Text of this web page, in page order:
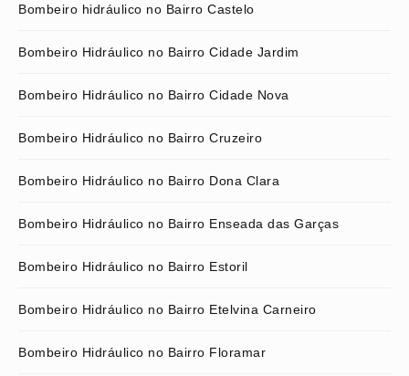
Bombeiro hidráulico no Bairro Castelo
Bombeiro Hidráulico no Bairro Cidade Jardim
Bombeiro Hidráulico no Bairro Cidade Nova
Bombeiro Hidráulico no Bairro Cruzeiro
Bombeiro Hidráulico no Bairro Dona Clara
Bombeiro Hidráulico no Bairro Enseada das Garças
Bombeiro Hidráulico no Bairro Estoril
Bombeiro Hidráulico no Bairro Etelvina Carneiro
Bombeiro Hidráulico no Bairro Floramar